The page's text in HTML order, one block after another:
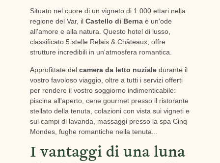
Situato nel cuore di un vigneto di 1.000 ettari nella
regione del Var, il Castello di Bernaè un'ode
all'amore e alla natura. Questo hotel di lusso,
classificato 5 stelle Relais & Châteaux, offre
strutture incredibili in un'atmosfera romantica.
Approfittate del camera da letto nuzialedurante il
vostro favoloso viaggio, oltre a tutti i servizi offerti
per rendere il vostro soggiorno indimenticabile:
piscina all'aperto, cene gourmet presso il ristorante
stellato della tenuta, colazioni con vista sui vigneti e
sui campi di lavanda, massaggi presso la spa Cinq
Mondes, fughe romantiche nella tenuta...
I vantaggi di una luna